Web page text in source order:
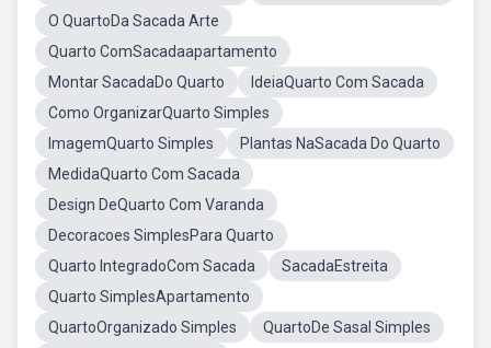
O QuartoDa Sacada Arte
Quarto ComSacadaapartamento
Montar SacadaDo Quarto
IdeiaQuarto Com Sacada
Como OrganizarQuarto Simples
ImagemQuarto Simples
Plantas NaSacada Do Quarto
MedidaQuarto Com Sacada
Design DeQuarto Com Varanda
Decoracoes SimplesPara Quarto
Quarto IntegradoCom Sacada
SacadaEstreita
Quarto SimplesApartamento
QuartoOrganizado Simples
QuartoDe Sasal Simples